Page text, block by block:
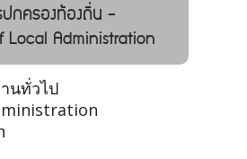
กครองท้องถิ่น -
Administration
นทั่วไป